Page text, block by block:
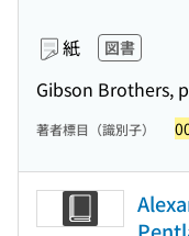
紙 図書
Gibson Brothers,
著者標目（識別子）